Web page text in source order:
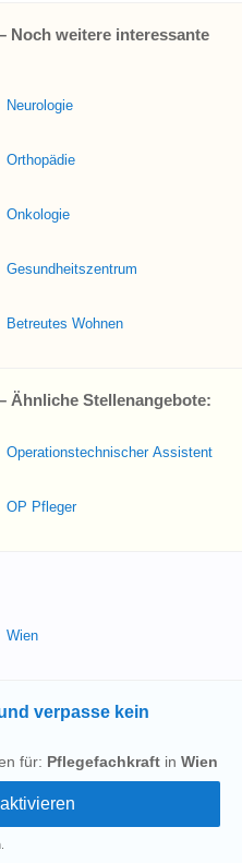
Noch weitere interessante
Neurologie
Orthopädie
Onkologie
Gesundheitszentrum
Betreutes Wohnen
Ähnliche Stellenangebote:
Operationstechnischer Assistent
OP Pfleger
Wien
verpasse kein
für: Pflegefachkraft in Wien